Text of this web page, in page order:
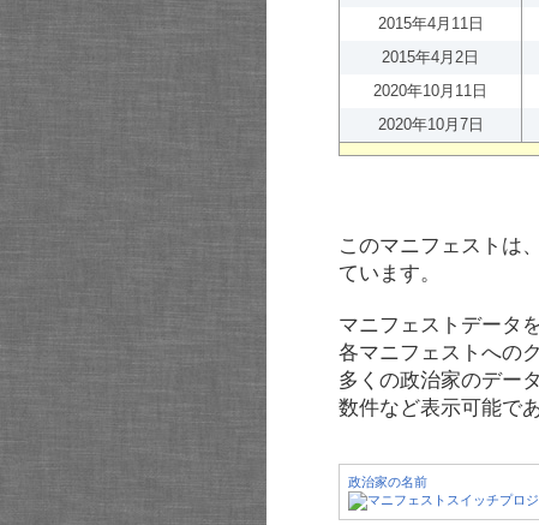
2015年4月11日
2015年4月2日
2020年10月11日
2020年10月7日
このマニフェストは、
ています。
マニフェストデータ
各マニフェストへの
多くの政治家のデー
数件など表示可能で
政治家の名前